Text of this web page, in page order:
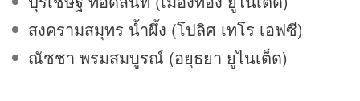
สงครามสมุทร น้ำผึ้ง (โปลิศ เทโร เอฟซี)
ณัชชา พรมสมบูรณ์ (อยุธยา ยูไนเต็ด)